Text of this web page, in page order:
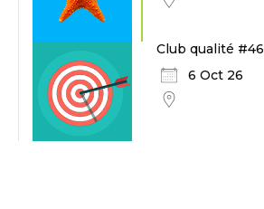
Club qualité #46
6 Oct 26